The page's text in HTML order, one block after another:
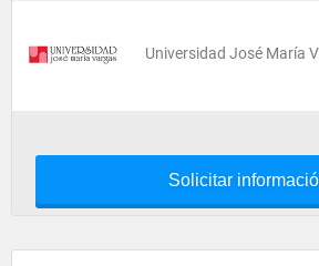
Universidad José María
Solicitar